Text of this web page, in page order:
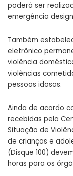
poderá ser
emergência
Também
eletrônico
violência
violências
pessoas idosas.
Ainda de acordo
recebidas pela
Situação de
de crianças e
(Disque 100)
horas para os